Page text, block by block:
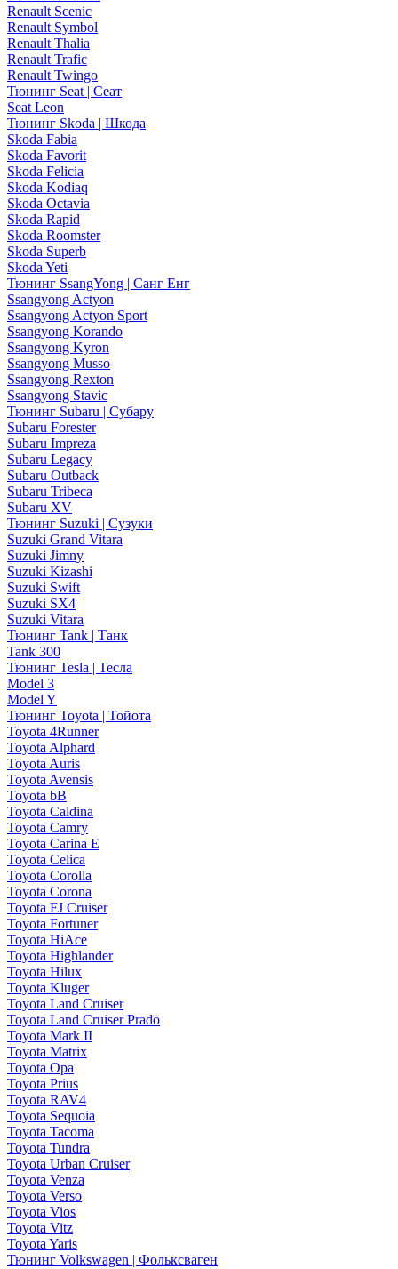
Renault Scenic
Renault Symbol
Renault Thalia
Renault Trafic
Renault Twingo
Тюнинг Seat | Сеат
Seat Leon
Тюнинг Skoda | Шкода
Skoda Fabia
Skoda Favorit
Skoda Felicia
Skoda Kodiaq
Skoda Octavia
Skoda Rapid
Skoda Roomster
Skoda Superb
Skoda Yeti
Тюнинг SsangYong | Санг Енг
Ssangyong Actyon
Ssangyong Actyon Sport
Ssangyong Korando
Ssangyong Kyron
Ssangyong Musso
Ssangyong Rexton
Ssangyong Stavic
Тюнинг Subaru | Субару
Subaru Forester
Subaru Impreza
Subaru Legacy
Subaru Outback
Subaru Tribeca
Subaru XV
Тюнинг Suzuki | Сузуки
Suzuki Grand Vitara
Suzuki Jimny
Suzuki Kizashi
Suzuki Swift
Suzuki SX4
Suzuki Vitara
Тюнинг Tank | Танк
Tank 300
Тюнинг Tesla | Тесла
Model 3
Model Y
Тюнинг Toyota | Тойота
Toyota 4Runner
Toyota Alphard
Toyota Auris
Toyota Avensis
Toyota bB
Toyota Caldina
Toyota Camry
Toyota Carina E
Toyota Celica
Toyota Corolla
Toyota Corona
Toyota FJ Cruiser
Toyota Fortuner
Toyota HiAce
Toyota Highlander
Toyota Hilux
Toyota Kluger
Toyota Land Cruiser
Toyota Land Cruiser Prado
Toyota Mark II
Toyota Matrix
Toyota Opa
Toyota Prius
Toyota RAV4
Toyota Sequoia
Toyota Tacoma
Toyota Tundra
Toyota Urban Cruiser
Toyota Venza
Toyota Verso
Toyota Vios
Toyota Vitz
Toyota Yaris
Тюнинг Volkswagen | Фольксваген